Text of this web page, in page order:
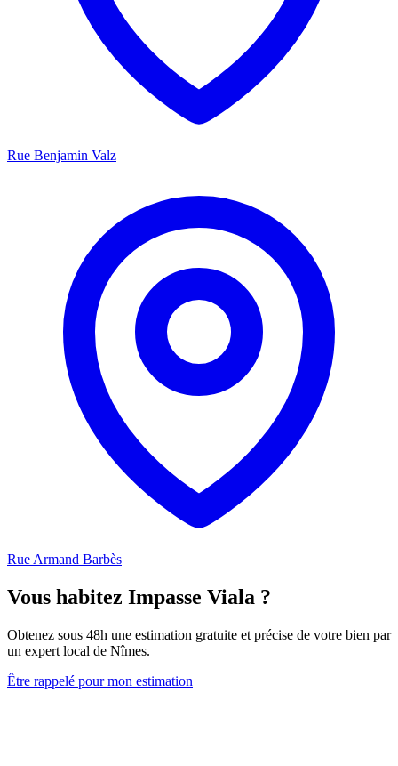
Rue Benjamin Valz
Rue Armand Barbès
Vous habitez Impasse Viala ?
Obtenez sous 48h une estimation gratuite et précise de votre bien par
un expert local de Nîmes.
Être rappelé pour mon estimation